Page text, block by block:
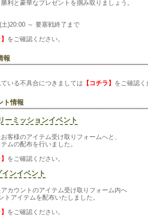
利と豪華なプレゼントを掴み取りましょう。
土)20:00～要塞戦終了まで
をご確認ください。
報
いる不具合につきましては 【コチラ】 をご確認く
ト情報
ーミッションイベント
客様のアイテム受け取りフォームへと、
ムの配布を行いました。
をご確認ください。
ンイベント
カウントのアイテム受け取りフォーム内へ
トアイテムを配布いたしました。
をご確認ください。